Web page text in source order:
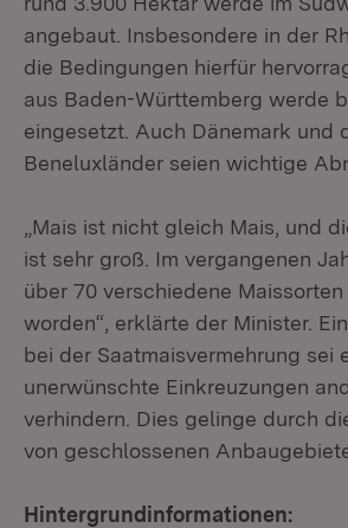
angebaut. Insbesondere in der
die Bedingungen hierfür
aus Baden-Württemberg werde
eingesetzt. Auch Dänemark und
Beneluxländer seien wichtige
„Mais ist nicht gleich Mais, und
ist sehr groß. Im vergangenen
über 70 verschiedene
worden“, erklärte der Minister.
bei der Saatmaisvermehrung sei
unerwünschte Einkreuzungen
verhindern. Dies gelinge durch
von geschlossenen
Hintergrundinformationen: